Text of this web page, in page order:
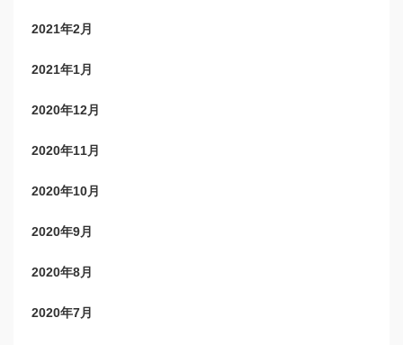
2021年2月
2021年1月
2020年12月
2020年11月
2020年10月
2020年9月
2020年8月
2020年7月